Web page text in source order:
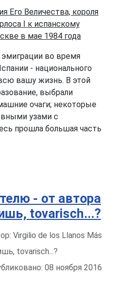
Его Величества, короля
I к испанскому
в мае 1984 года
эмиграции во время
- национального
вашу жизнь. В этой
выбрали
очаги; некоторые
узами с
прошла большая часть
- от автора
tovarisch...?
Virgilio de los Llanos Más
tovarisch...?
08 ноября 2016